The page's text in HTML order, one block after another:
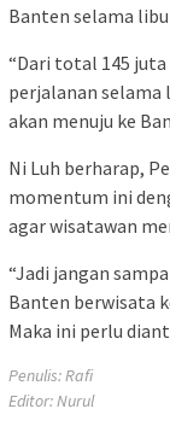
Banten selama
“Dari total 145
perjalanan selama
akan menuju ke
Ni Luh berharap,
momentum ini
agar wisatawan
“Jadi jangan
Banten berwisata
Maka ini perlu
Penulis: Rafi
Editor: Nurul